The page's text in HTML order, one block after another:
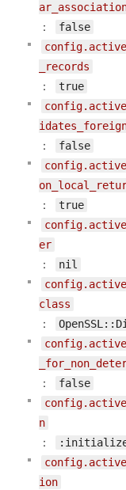
：
false
_records
：
true
：
false
：
true
er
：
nil
class
：
：
false
n
：
ion